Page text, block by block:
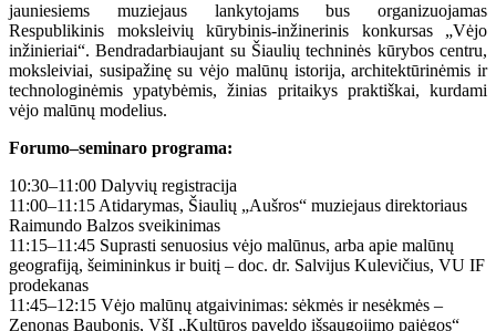
jauniesiems muziejaus lankytojams bus organizuojamas
Respublikinis moksleivių kūrybinis-inžinerinis konkursas „Vėjo
inžinieriai“. Bendradarbiaujant su Šiaulių techninės kūrybos centru,
moksleiviai, susipažinę su vėjo malūnų istorija, architektūrinėmis ir
technologinėmis ypatybėmis, žinias pritaikys praktiškai, kurdami
vėjo malūnų modelius.
Forumo–seminaro programa:
10:30–11:00 Dalyvių registracija
11:00–11:15 Atidarymas, Šiaulių „Aušros“ muziejaus direktoriaus
Raimundo Balzos sveikinimas
11:15–11:45 Suprasti senuosius vėjo malūnus, arba apie malūnų
geografiją, šeimininkus ir buitį – doc. dr. Salvijus Kulevičius, VU IF
prodekanas
11:45–12:15 Vėjo malūnų atgaivinimas: sėkmės ir nesėkmės –
Zenonas Baubonis, VšĮ „Kultūros paveldo išsaugojimo pajėgos“